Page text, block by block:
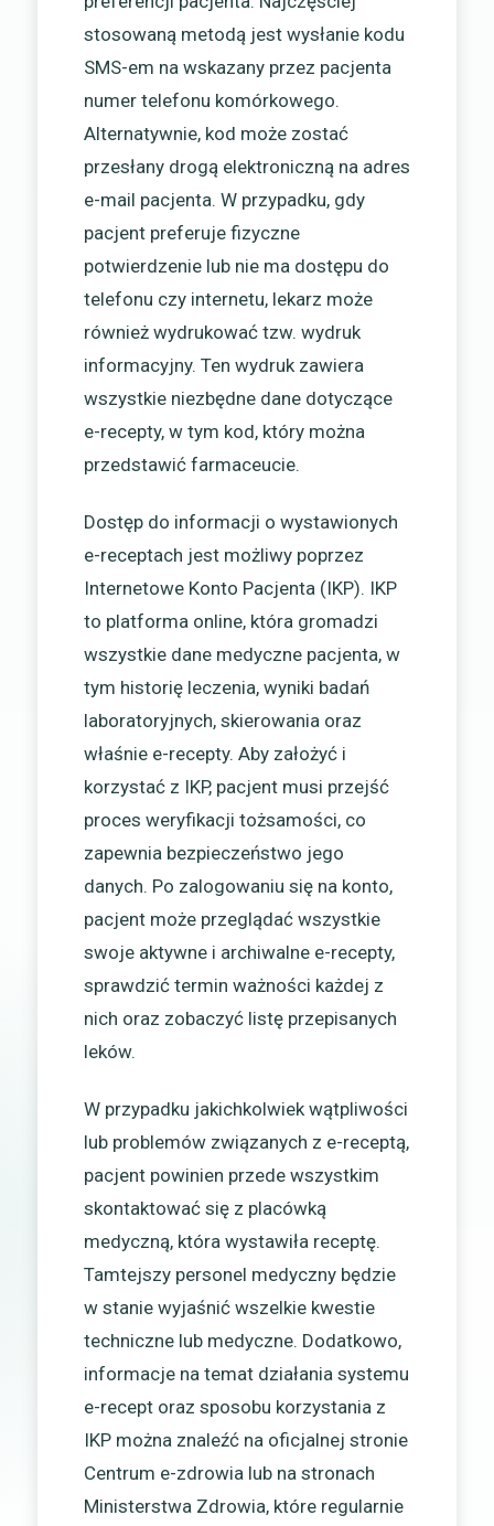
stosowaną metodą jest wysłanie kodu
SMS-em na wskazany przez pacjenta
numer telefonu komórkowego.
Alternatywnie, kod może zostać
przesłany drogą elektroniczną na adres
e-mail pacjenta. W przypadku, gdy
pacjent preferuje fizyczne
potwierdzenie lub nie ma dostępu do
telefonu czy internetu, lekarz może
również wydrukować tzw. wydruk
informacyjny. Ten wydruk zawiera
wszystkie niezbędne dane dotyczące
e-recepty, w tym kod, który można
przedstawić farmaceucie.
Dostęp do informacji o wystawionych
e-receptach jest możliwy poprzez
Internetowe Konto Pacjenta (IKP). IKP
to platforma online, która gromadzi
wszystkie dane medyczne pacjenta, w
tym historię leczenia, wyniki badań
laboratoryjnych, skierowania oraz
właśnie e-recepty. Aby założyć i
korzystać z IKP, pacjent musi przejść
proces weryfikacji tożsamości, co
zapewnia bezpieczeństwo jego
danych. Po zalogowaniu się na konto,
pacjent może przeglądać wszystkie
swoje aktywne i archiwalne e-recepty,
sprawdzić termin ważności każdej z
nich oraz zobaczyć listę przepisanych
leków.
W przypadku jakichkolwiek wątpliwości
lub problemów związanych z e-receptą,
pacjent powinien przede wszystkim
skontaktować się z placówką
medyczną, która wystawiła receptę.
Tamtejszy personel medyczny będzie
w stanie wyjaśnić wszelkie kwestie
techniczne lub medyczne. Dodatkowo,
informacje na temat działania systemu
e-recept oraz sposobu korzystania z
IKP można znaleźć na oficjalnej stronie
Centrum e-zdrowia lub na stronach
Ministerstwa Zdrowia, które regularnie